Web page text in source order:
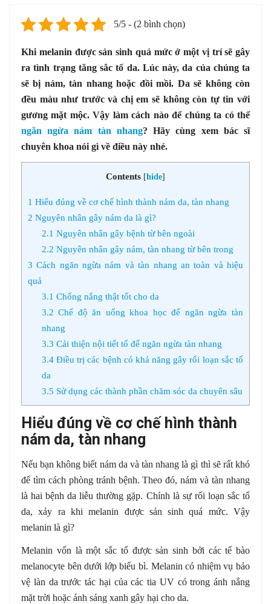
5/5 - (2 bình chọn)
Khi melanin được sản sinh quá mức ở một vị trí sẽ gây
ra tình trạng tăng sắc tố da. Lúc này, da của chúng ta
sẽ bị nám, tàn nhang hoặc đồi mồi. Da sẽ không còn
đều màu như trước và chị em sẽ không còn tự tin với
gương mặt mộc. Vậy làm cách nào để chúng ta có thể
ngăn ngừa nám tàn nhang? Hãy cùng xem bác sĩ
chuyên khoa nói gì về điều này nhé.
Contents [hide]
1 Hiểu đúng về cơ chế hình thành nám da, tàn nhang
2 Nguyên nhân gây nám da là gì?
2.1 Nguyên nhân gây bệnh từ bên ngoài
2.2 Nguyên nhân gây nám, tàn nhang từ bên trong
3 Cách ngăn ngừa nám và tàn nhang an toàn và hiệu
quả
3.1 Chống nắng thật tốt cho da
3.2 Chế độ ăn uống khoa học để ngăn ngừa tàn
nhang
3.3 Cải thiện nội tiết tố để ngăn ngừa tàn nhang
3.4Điều trị các bệnh có khả năng gây rối loạn sắc tố
da
3.5 Sử dụng các thành phần chăm sóc da chuyên sâu
Hiểu đúng về cơ chế hình thành
nám da, tàn nhang
Nếu bạn không biết nám da và tàn nhang là gì thì sẽ rất khó
để tìm cách phòng tránh bệnh. Theo đó, nám và tàn nhang
là hai bệnh da liễu thường gặp. Chính là sự rối loạn sắc tố
da, xảy ra khi melanin được sản sinh quá mức. Vậy
melanin là gì?
Melanin vốn là một sắc tố được sản sinh bởi các tế bào
melanocyte bên dưới lớp biểu bì. Melanin có nhiệm vụ bảo
vệ làn da trước tác hại của các tia UV có trong ánh nắng
mặt trời hoặc ánh sáng xanh gây hại cho da.